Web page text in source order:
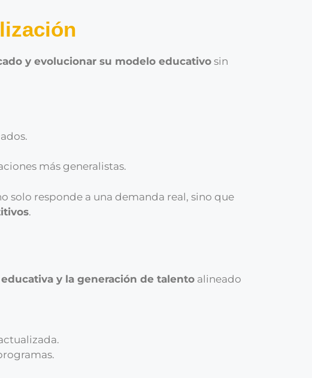
y evolucionar su modelo educativo sin
más generalistas.
solo responde a una demanda real, sino que
.
y la generación de talento alineado